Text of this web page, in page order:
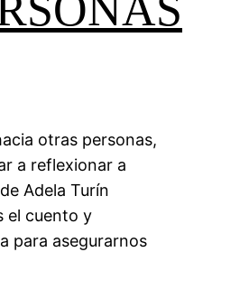
otras personas,
a reflexionar a
Adela Turín
el cuento y
para asegurarnos